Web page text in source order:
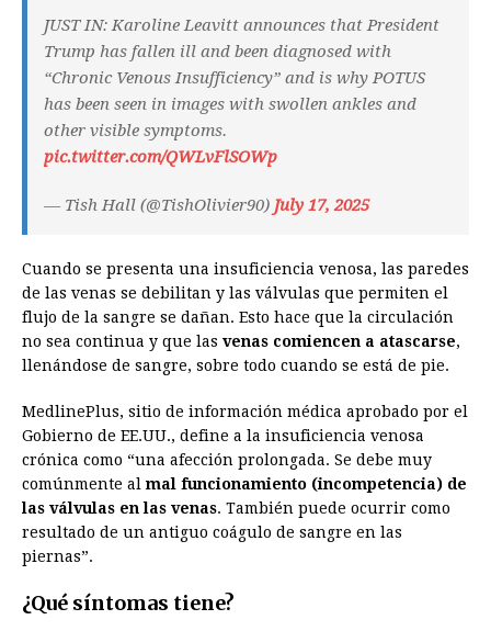
JUST IN: Karoline Leavitt announces that President
Trump has fallen ill and been diagnosed with
“Chronic Venous Insufficiency” and is why POTUS
has been seen in images with swollen ankles and
other visible symptoms.
pic.twitter.com/QWLvFlSOWp
— Tish Hall (@TishOlivier90) July 17, 2025
Cuando se presenta una insuficiencia venosa, las paredes
de las venas se debilitan y las válvulas que permiten el
flujo de la sangre se dañan. Esto hace que la circulación
no sea continua y que las venas comiencen a atascarse,
llenándose de sangre, sobre todo cuando se está de pie.
MedlinePlus, sitio de información médica aprobado por el
Gobierno de EE.UU., define a la insuficiencia venosa
crónica como “una afección prolongada. Se debe muy
comúnmente almal funcionamiento (incompetencia) de
las válvulas en las venas. También puede ocurrir como
resultado de un antiguo coágulo de sangre en las
piernas”.
¿Qué síntomas tiene?